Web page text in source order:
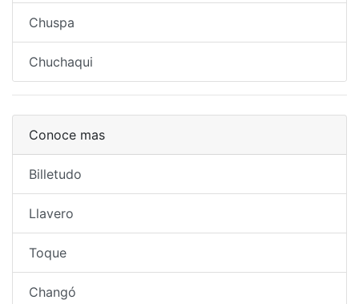
Chuspa
Chuchaqui
Conoce mas
Billetudo
Llavero
Toque
Changó